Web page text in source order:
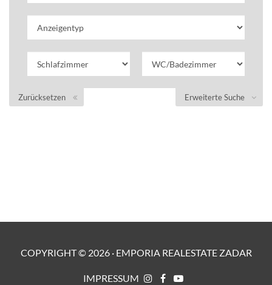
Erweiterte Suche
Zurücksetzen
COPYRIGHT © 2026· EMPORIA REALESTATE ZADAR
IMPRESSUM